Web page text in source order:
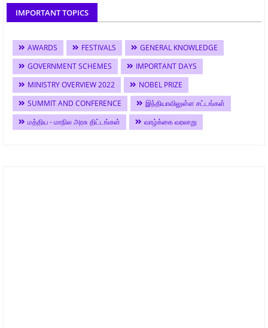
IMPORTANT TOPICS
AWARDS FESTIVALS
GENERAL KNOWLEDGE
GOVERNMENT SCHEMES
IMPORTANT DAYS
MINISTRY OVERVIEW 2022
NOBEL PRIZE
SUMMIT AND CONFERENCE
இந்தியாவிலுள்ள சட்டங்கள்
மத்திய - மாநில அரசு திட்டங்கள்
வாழ்க்கை வரலாறு